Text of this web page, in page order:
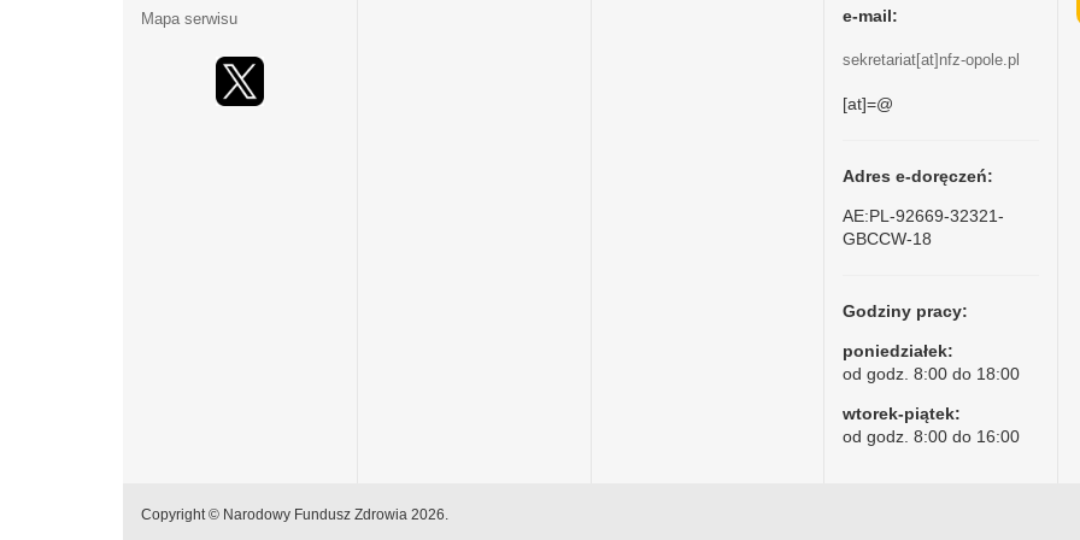
Mapa serwisu
e-mail:
sekretariat[at]nfz-opole.pl
[at]=@
Adres e-doręczeń:
AE:PL-92669-32321-
GBCCW-18
Godziny pracy:
poniedziałek:
od godz. 8:00 do 18:00
wtorek-piątek:
od godz. 8:00 do 16:00
Copyright © Narodowy Fundusz Zdrowia 2026.